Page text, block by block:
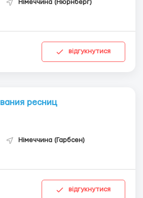
Німеччина (Нюрнберг)
відгукнутися
ресниц
Німеччина (Гарбсен)
відгукнутися